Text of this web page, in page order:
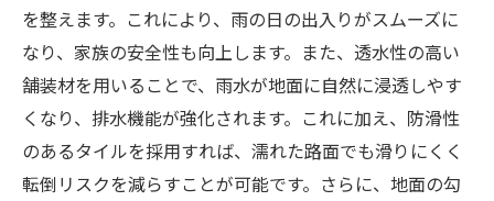
を整えます。これにより、雨の日の出入りがスムーズに
なり、家族の安全性も向上します。また、透水性の高い
舗装材を用いることで、雨水が地面に自然に浸透しやす
くなり、排水機能が強化されます。これに加え、防滑性
のあるタイルを採用すれば、濡れた路面でも滑りにくく
転倒リスクを減らすことが可能です。さらに、地面の勾